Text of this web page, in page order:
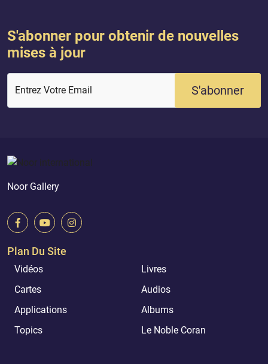
S'abonner pour obtenir de nouvelles
mises à jour
Entrez Votre Email S'abonner
Noor Gallery
Plan Du Site
Vidéos
Livres
Cartes
Audios
Applications
Albums
Topics
Le Noble Coran